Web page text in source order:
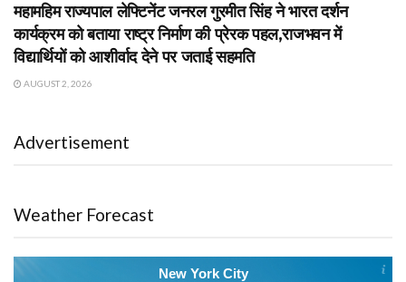
महामहिम राज्यपाल लेफ्टिनेंट जनरल गुरमीत सिंह ने भारत दर्शन
कार्यक्रम को बताया राष्ट्र निर्माण की प्रेरक पहल,राजभवन में
विद्यार्थियों को आशीर्वाद देने पर जताई सहमति
AUGUST 2, 2026
Advertisement
Weather Forecast
New York City